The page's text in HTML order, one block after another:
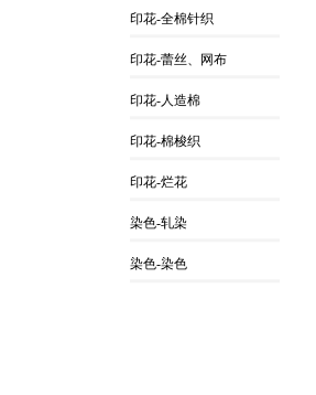
印花-全棉针织
印花-蕾丝、网布
印花-人造棉
印花-棉梭织
印花-烂花
染色-轧染
染色-染色